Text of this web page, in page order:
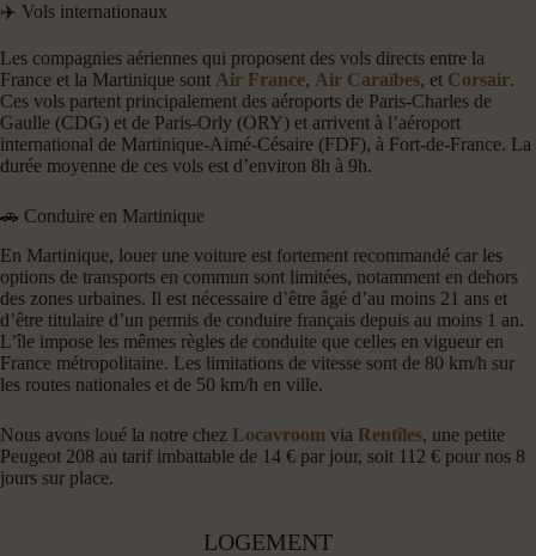
✈️ Vols internationaux
Les compagnies aériennes qui proposent des vols directs entre la
France et la Martinique sont Air France, Air Caraïbes, et Corsair.
Ces vols partent principalement des aéroports de Paris-Charles de
Gaulle (CDG) et de Paris-Orly (ORY) et arrivent à l’aéroport
international de Martinique-Aimé-Césaire (FDF), à Fort-de-France. La
durée moyenne de ces vols est d’environ 8h à 9h.
🚗 Conduire en Martinique
En Martinique, louer une voiture est fortement recommandé car les
options de transports en commun sont limitées, notamment en dehors
des zones urbaines. Il est nécessaire d’être âgé d’au moins 21 ans et
d’être titulaire d’un permis de conduire français depuis au moins 1 an.
L’île impose les mêmes règles de conduite que celles en vigueur en
France métropolitaine. Les limitations de vitesse sont de 80 km/h sur
les routes nationales et de 50 km/h en ville.
Nous avons loué la notre chez Locavroom via Rentîles, une petite
Peugeot 208 au tarif imbattable de 14 € par jour, soit 112 € pour nos 8
jours sur place.
LOGEMENT